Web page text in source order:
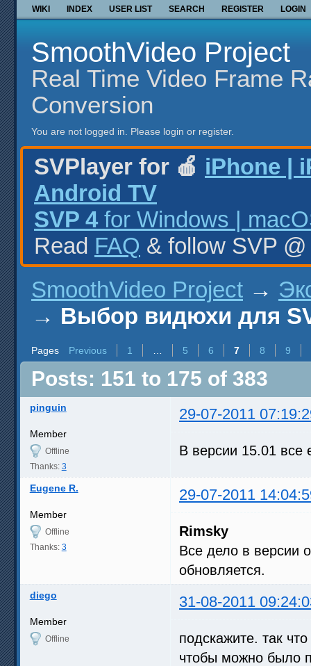
WIKI INDEX USER LIST SEARCH REGISTER LOGIN
SmoothVideo Project
Real Time Video Frame
Conversion
You are not logged in. Please login or register.
SVPlayer for 🍎 iPhone |
Android TV
SVP 4 for Windows |
Read FAQ & follow SVP
SmoothVideo Project →
→ Выбор видюхи для
Pages Previous 1 5 6 7 8 9
Posts: 151 to 175 of 383
pinguin 29-07-2011
Member
Offline
Thanks: 3
В версии 15.01 все
Eugene R. 29-07-2011
Member
Offline
Thanks: 3
Rimsky
Все дело в версии
обновляется.
diego 31-08-2011
Member
Offline
подскажите. так
чтобы можно было